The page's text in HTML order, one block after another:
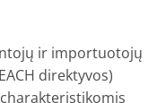
ir importuotojų
direktyvos)